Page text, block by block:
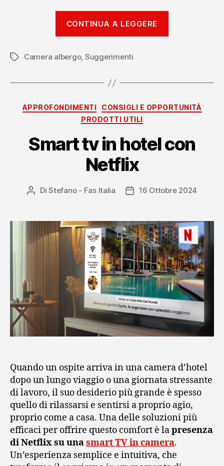
CONTINUA A LEGGERE
strategie
il
Tag Camera albergo, Suggerimenti
Categorie
APPROFONDIMENTI
CONSIGLI E OPPORTUNITÀ
PRODOTTI UTILI
Smart tv in hotel con
Netflix
Autore
DiStefano - Fas Italia
Data16 Ottobre 2024
Quando un ospite arriva in una camera d’hotel
dopo un lungo viaggio o una giornata stressante
di lavoro, il suo desiderio più grande è spesso
quello di rilassarsi e sentirsi a proprio agio,
proprio come a casa. Una delle soluzioni più
efficaci per offrire questo comfort è lapresenza
di Netflix su unasmart TV in camera.
Un’esperienza semplice e intuitiva, che